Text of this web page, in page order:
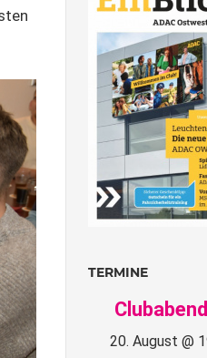
TERMINE
Clubabend
20. August @